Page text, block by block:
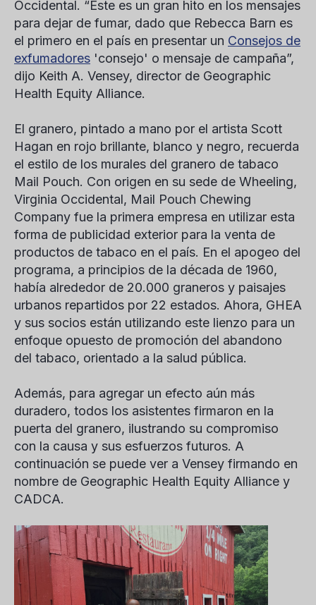
Occidental. “Este es un gran hito en los mensajes
para dejar de fumar, dado que Rebecca Barn es
el primero en el país en presentar un Consejos de
exfumadores 'consejo' o mensaje de campaña”,
dijo Keith A. Vensey, director de Geographic
Health Equity Alliance.
El granero, pintado a mano por el artista Scott
Hagan en rojo brillante, blanco y negro, recuerda
el estilo de los murales del granero de tabaco
Mail Pouch. Con origen en su sede de Wheeling,
Virginia Occidental, Mail Pouch Chewing
Company fue la primera empresa en utilizar esta
forma de publicidad exterior para la venta de
productos de tabaco en el país. En el apogeo del
programa, a principios de la década de 1960,
había alrededor de 20.000 graneros y paisajes
urbanos repartidos por 22 estados. Ahora, GHEA
y sus socios están utilizando este lienzo para un
enfoque opuesto de promoción del abandono
del tabaco, orientado a la salud pública.
Además, para agregar un efecto aún más
duradero, todos los asistentes firmaron en la
puerta del granero, ilustrando su compromiso
con la causa y sus esfuerzos futuros. A
continuación se puede ver a Vensey firmando en
nombre de Geographic Health Equity Alliance y
CADCA.